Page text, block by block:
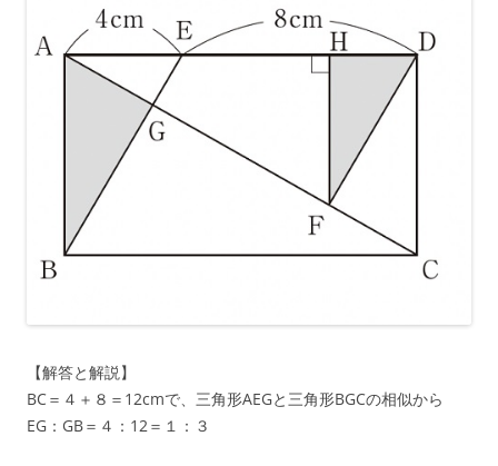
【解答と解説】
BC＝４＋８＝12cmで、三角形AEGと三角形BGCの相似から
EG：GB＝４：12＝１：３